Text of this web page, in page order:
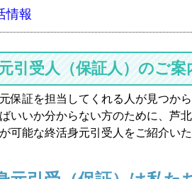
情報
引受人（保証人）のご案
保証を担当してくれる人が見つか
いいか分からない方のために、芦
可能な終活身元引受人をご紹介い